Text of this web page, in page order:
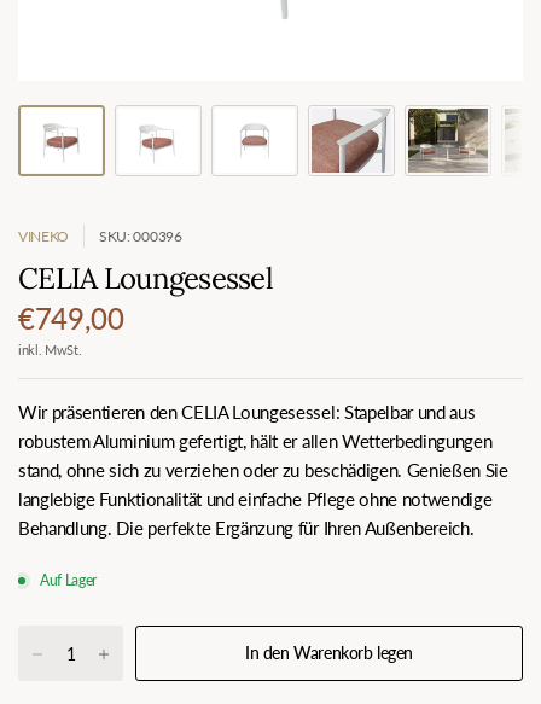
VINEKO SKU: 000396
CELIA Loungesessel
€749,00
inkl. MwSt.
Wir präsentieren den CELIA Loungesessel: Stapelbar und aus
robustem Aluminium gefertigt, hält er allen Wetterbedingungen
stand, ohne sich zu verziehen oder zu beschädigen. Genießen Sie
langlebige Funktionalität und einfache Pflege ohne notwendige
Behandlung. Die perfekte Ergänzung für Ihren Außenbereich.
Auf Lager
In den Warenkorb legen